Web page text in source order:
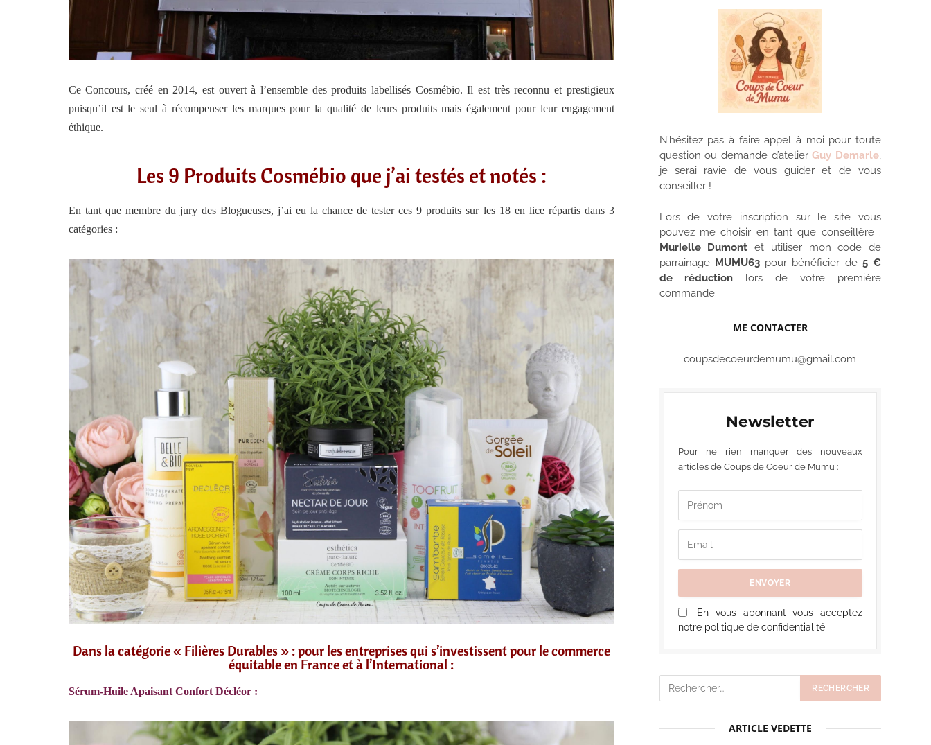
Ce Concours, créé en 2014, est ouvert à l’ensemble des produits labellisés Cosmébio. Il est très reconnu et prestigieux
puisqu’il est le seul à récompenser les marques pour la qualité de leurs produits mais également pour leur engagement
éthique.
Les 9 Produits Cosmébio que j’ai testés et notés :
En tant que membre du jury des Blogueuses, j’ai eu la chance de tester ces 9 produits sur les 18 en lice répartis dans 3
catégories :
Dans la catégorie « Filières Durables » : pour les entreprises qui s’investissent pour le commerce
équitable en France et à l’International :
Sérum-Huile Apaisant Confort Décléor :
N’hésitez pas à faire appel à moi pour toute
question ou demande d’atelierGuy Demarle,
je serai ravie de vous guider et de vous
conseiller !
Lors de votre inscription sur le site vous
pouvez me choisir en tant que conseillère :
Murielle Dumont et utiliser mon code de
parrainage MUMU63pour bénéficier de 5 €
de réduction lors de votre première
commande.
ME CONTACTER
coupsdecoeurdemumu@gmail.com
Newsletter
Pour ne rien manquer des nouveaux
articles de Coups de Coeur de Mumu :
En vous abonnant vous acceptez
notre politique de confidentialité
ARTICLE VEDETTE